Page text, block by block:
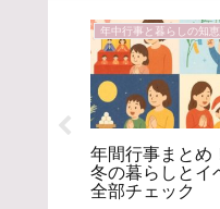
年中行事と暮らしの知恵
年間行事まとめ
冬の暮らしとイ
全部チェック